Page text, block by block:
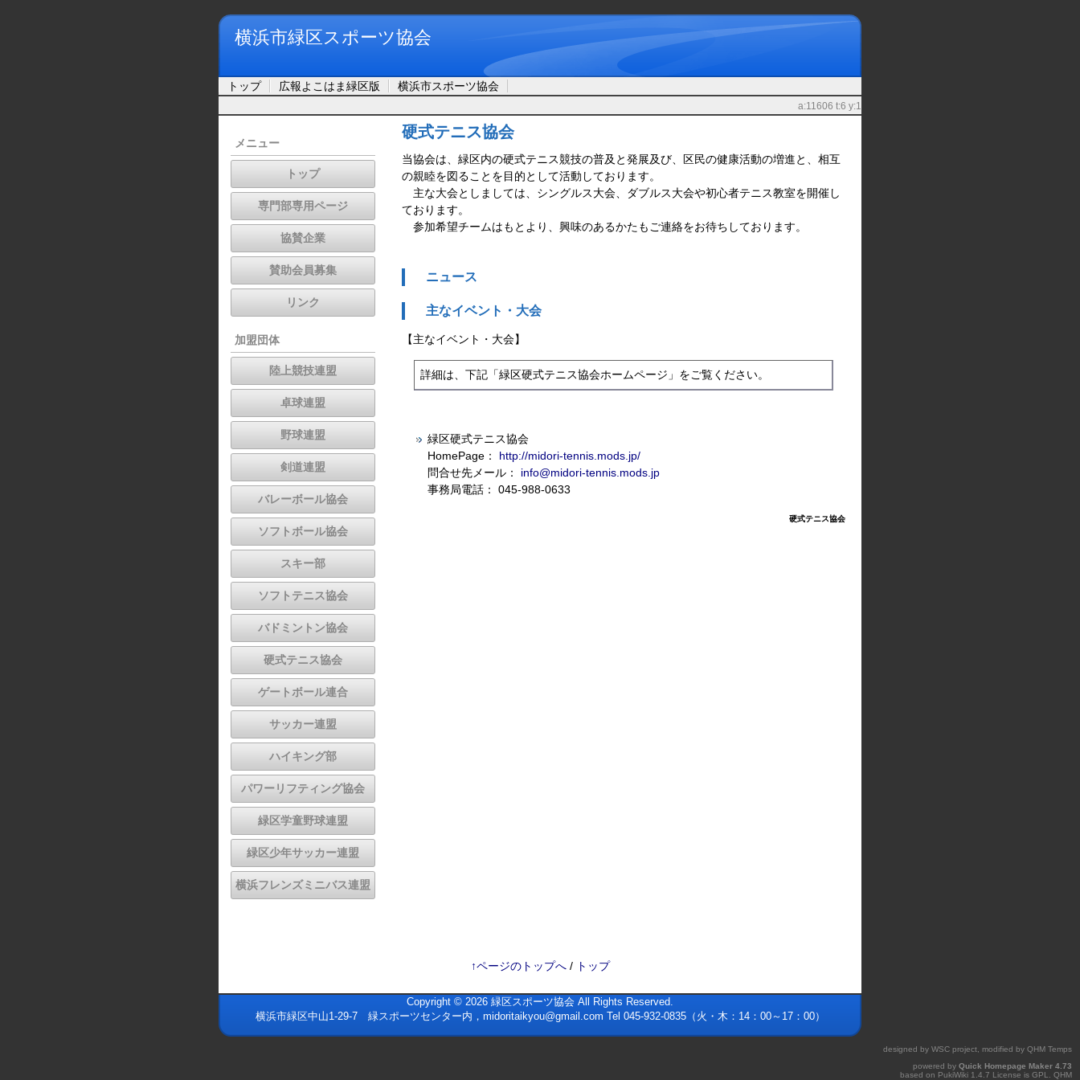
横浜市緑区スポーツ協会
トップ 広報よこはま緑区版 横浜市スポーツ協会
a:11606 t:6 y:1
硬式テニス協会
当協会は、緑区内の硬式テニス競技の普及と発展及び、区民の健康活動の増進と、相互
の親睦を図ることを目的として活動しております。
主な大会としましては、シングルス大会、ダブルス大会や初心者テニス教室を開催し
ております。
参加希望チームはもとより、興味のあるかたもご連絡をお待ちしております。
ニュース
主なイベント・大会
【主なイベント・大会】
緑区硬式テニス協会
HomePage： http://midori-tennis.mods.jp/
問合せ先メール： info@midori-tennis.mods.jp
事務局電話： 045-988-0633
硬式テニス協会
メニュー
トップ
専門部専用ページ
協賛企業
賛助会員募集
リンク
加盟団体
陸上競技連盟
卓球連盟
野球連盟
剣道連盟
バレーボール協会
ソフトボール協会
スキー部
ソフトテニス協会
バドミントン協会
硬式テニス協会
ゲートボール連合
サッカー連盟
ハイキング部
パワーリフティング協会
緑区学童野球連盟
緑区少年サッカー連盟
横浜フレンズミニバス連盟
↑ページのトップへ/ トップ
Copyright © 2026 緑区スポーツ協会 All Rights Reserved.
横浜市緑区中山1-29-7 緑スポーツセンター内，midoritaikyou@gmail.com Tel 045-932-0835（火・木：14：00～17：00）
designed by WSC project , modified by QHM Temps
powered by Quick Homepage Maker 4.73
based on PukiWiki 1.4.7 License is GPL QHM